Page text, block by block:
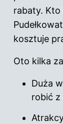
rabaty. Kto
kosztuje
Oto kilka
Duża
robić z